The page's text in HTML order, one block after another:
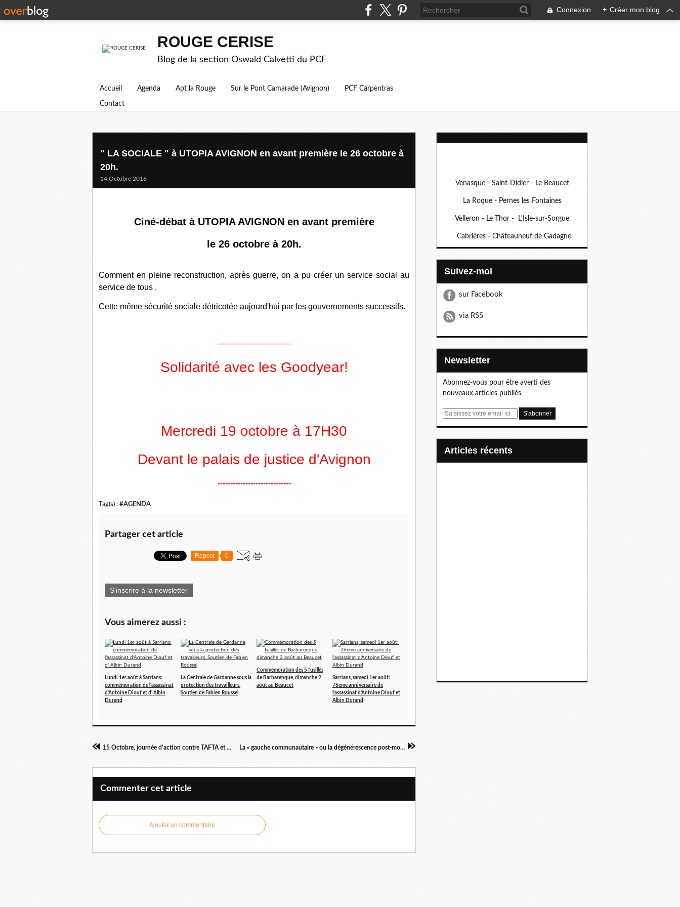
Connexion + Créer mon blog
ROUGE CERISE
Blog de la section Oswald Calvetti du PCF
Accueil Agenda Apt la Rouge Sur le Pont Camarade (Avignon) PCF Carpentras
Contact
" LA SOCIALE " à UTOPIA AVIGNON en avant première le 26 octobre à
20h.
14 Octobre 2016
Ciné-débat à UTOPIA AVIGNON en avant première
le 26 octobre à 20h.
Comment en pleine reconstruction, après guerre, on a pu créer un service social au
service de tous .
Cette même sécurité sociale détricotée aujourd'hui par les gouvernements successifs.
-----------------------------
Solidarité avec les Goodyear!
Mercredi 19 octobre à 17H30
Devant le palais de justice d'Avignon
-----------------------------
Tag(s) : #AGENDA
Partager cet article
Repost 0
S'inscrire à la newsletter
Vous aimerez aussi :
Lundi 1er août à Sarrians:
commémoration de l'assassinat
d'Antoine Diouf et d' Albin
Durand
La Centrale de Gardanne sous la
protection des travailleurs.
Soutien de Fabien Roussel
Commémoration des 5 fusillés
de Barbarenque, dimanche 2
août au Beaucet
Sarrians, samedi 1er août:
76ème anniversaire de
l'assassinat d'Antoine Diouf et
Albin Durand
15 Octobre, journée d'action contre TAFTA et CETA La « gauche communautaire » ou la dégénérescence post-moderne
Commenter cet article
Ajouter un commentaire
Venasque - Saint-Didier - Le Beaucet
La Roque - Pernes les Fontaines
Velleron - Le Thor - L'Isle-sur-Sorgue
Cabrières - Châteauneuf de Gadagne
Suivez-moi
sur Facebook
via RSS
Newsletter
Abonnez-vous pour être averti des
nouveaux articles publiés.
E
articles récents